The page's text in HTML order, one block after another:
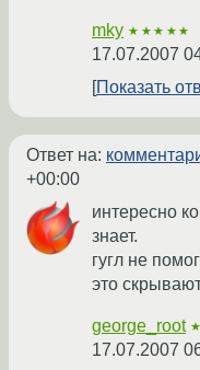
mky ★★★★★
17.07.2007
Показать
Ответ на:
+00:00
интересно
знает.
гугл не
это
george_root ★
17.07.2007